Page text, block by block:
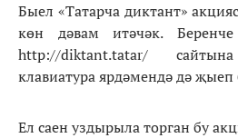
Быел «Татарча диктант»
көн дәвам итәчәк.
http://diktant.tatar/
клавиатура ярдәмендә дә җыеп
Ел саен уздырыла торган бу